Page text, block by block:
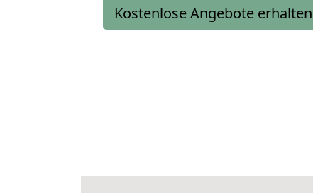
Kostenlose Angebote erhalten